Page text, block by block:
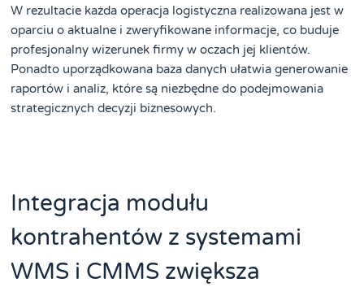
W rezultacie każda operacja logistyczna realizowana jest w
oparciu o aktualne i zweryfikowane informacje, co buduje
profesjonalny wizerunek firmy w oczach jej klientów.
Ponadto uporządkowana baza danych ułatwia generowanie
raportów i analiz, które są niezbędne do podejmowania
strategicznych decyzji biznesowych.
Integracja modułu
kontrahentów z systemami
WMS i CMMS zwiększa